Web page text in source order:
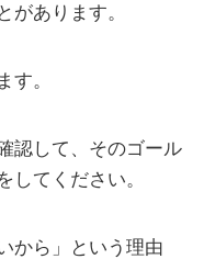
があります。
す。
認して、そのゴール
してください。
から」という理由